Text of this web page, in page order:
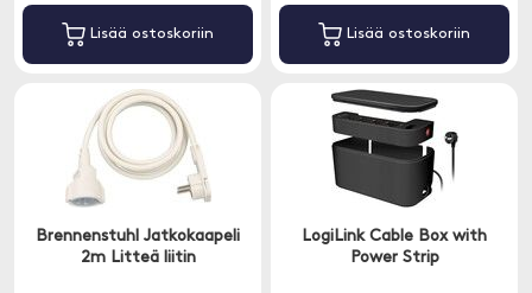
Lisää ostoskoriin Lisää ostoskoriin
Brennenstuhl Jatkokaapeli
2m Litteä liitin
LogiLink Cable Box with
Power Strip